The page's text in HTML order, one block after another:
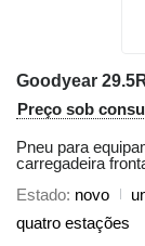
Preço sob
Pneu para
carregadeira
Estado novo
quatro estações